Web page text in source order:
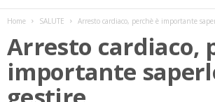
Home SALUTE Arresto cardiaco, perchè è importante
Arresto cardiaco,
importante